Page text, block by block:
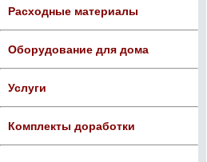
Расходные материалы
Оборудование для дома
Услуги
Комплекты доработки